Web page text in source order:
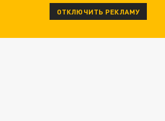
ОТКЛЮЧИТЬ РЕКЛАМУ